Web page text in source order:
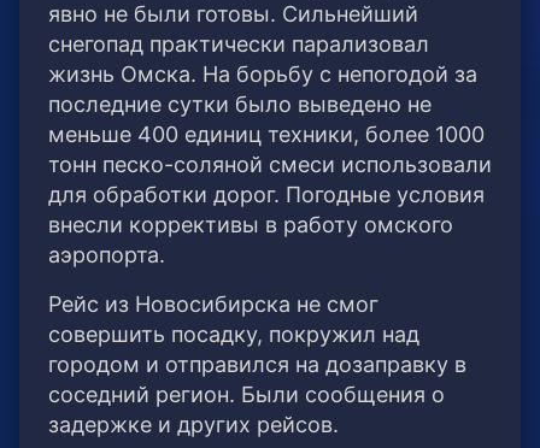
явно не были готовы. Сильнейший
снегопад практически парализовал
жизнь Омска. На борьбу с непогодой за
последние сутки было выведено не
меньше 400 единиц техники, более 1000
тонн песко-соляной смеси использовали
для обработки дорог. Погодные условия
внесли коррективы в работу омского
аэропорта.
Рейс из Новосибирска не смог
совершить посадку, покружил над
городом и отправился на дозаправку в
соседний регион. Были сообщения о
задержке и других рейсов.